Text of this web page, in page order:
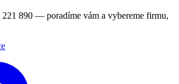
221 890 — poradíme vám a vybereme firmu,